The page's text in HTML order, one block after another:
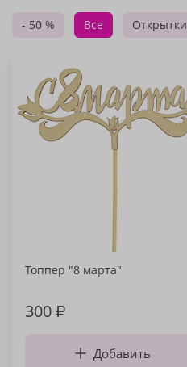
- 50 % Все Открытки
Топпер "8 марта"
300₽
Добавить